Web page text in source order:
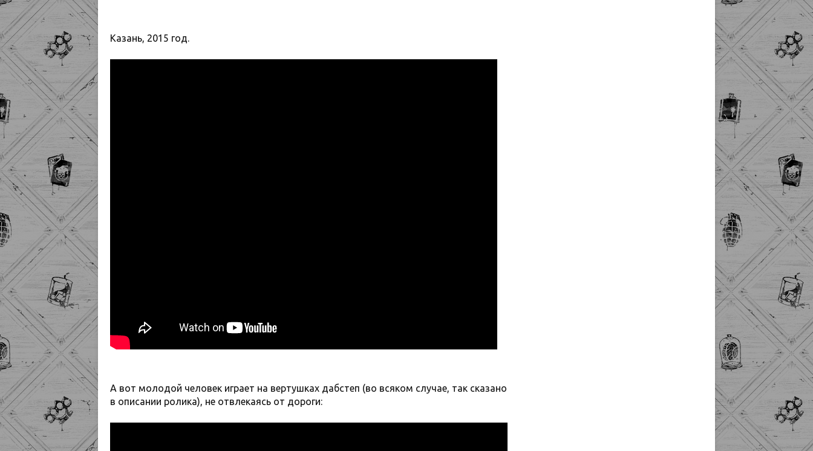
Казань, 2015 год.
А вот молодой человек играет на вертушках дабстеп (во всяком случае, так сказано
в описании ролика), не отвлекаясь от дороги: